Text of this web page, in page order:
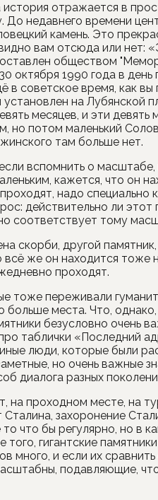
отражается в
недавнего времени
камень. Это
вам отсюда или нет:
обществом
октября 1990 года в день
в советское время, как
на Лубянской
месяцев, и эти девять
но потом маленький
там больше нет.
вспомнить о
кажется, что он
надо
действительно ли
соответствует тому
скорби, другой
всё же он находится тоже
проходят.
тоже переживали
больше места. Что,
безусловно очень
таблички «Последний
люди, которые были
но очень важные
диалога разных
на проходном месте, на
захоронение
что бы регулярно, но в
гигантские
много, и если их
подавляющие,